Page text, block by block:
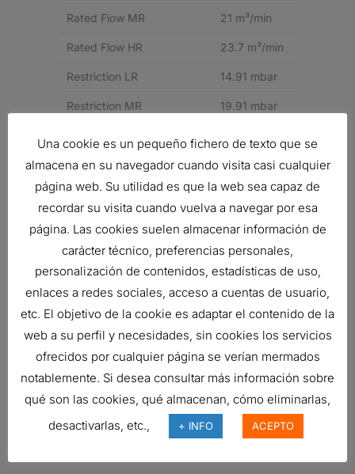
Rated Flow MR 21 m³/min
Rated Flow HR 23.7 m³/min
Restriction LR 14.91 mbar
Restriction MR 19.91 mbar
Family FHG
Related products
FILTRO DONALDSON
231,30
B100121
FILTRO DE AIRE, PRIMARIO
DURALITE
131,07€
Una cookie es un pequeño fichero de texto que se
almacena en su navegador cuando visita casi cualquier
página web. Su utilidad es que la web sea capaz de
recordar su visita cuando vuelva a navegar por esa
página. Las cookies suelen almacenar información de
carácter técnico, preferencias personales,
personalización de contenidos, estadísticas de uso,
enlaces a redes sociales, acceso a cuentas de usuario,
etc. El objetivo de la cookie es adaptar el contenido de la
web a su perfil y necesidades, sin cookies los servicios
ofrecidos por cualquier página se verían mermados
notablemente. Si desea consultar más información sobre
qué son las cookies, qué almacenan, cómo eliminarlas,
desactivarlas, etc.,
+ INFO ACEPTO